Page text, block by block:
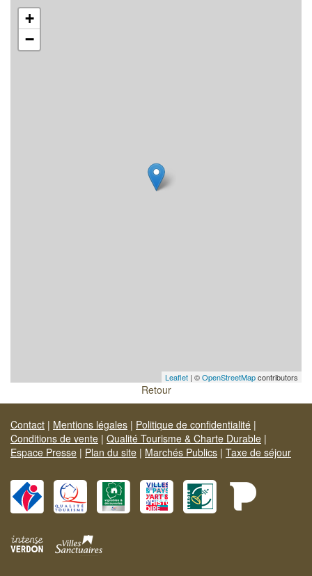
+
−
Leaflet | ©OpenStreetMapcontributors
Retour
Contact | Mentions légales | Politique de confidentialité |
Conditions de vente | Qualité Tourisme & Charte Durable |
Espace Presse | Plan du site | Marchés Publics | Taxe de séjour